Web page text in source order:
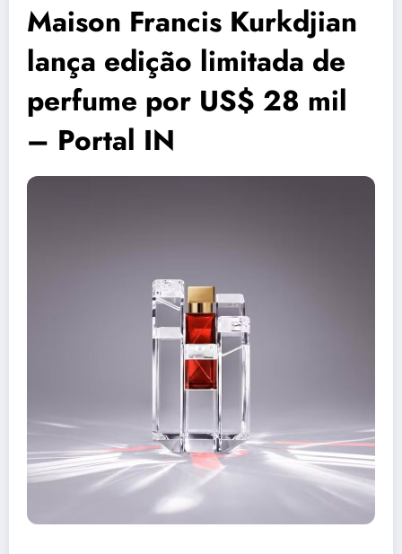
Maison Francis Kurkdjian
lança edição limitada de
perfume por US$ 28 mil
– Portal IN